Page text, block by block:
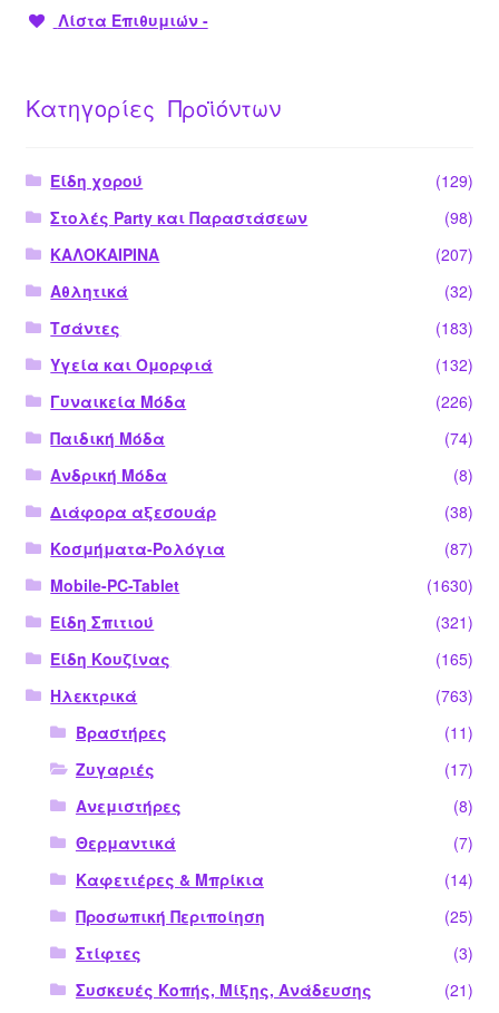
Λίστα Επιθυμιών -
Κατηγορίες Προϊόντων
Είδη χορού
(129)
Στολές Party και Παραστάσεων
(98)
ΚΑΛΟΚΑΙΡΙΝΑ
(207)
Αθλητικά
(32)
Τσάντες
(183)
Υγεία και Ομορφιά
(132)
Γυναικεία Μόδα
(226)
Παιδική Μόδα
(74)
Ανδρική Μόδα
(8)
Διάφορα αξεσουάρ
(38)
Κοσμήματα-Ρολόγια
(87)
Mobile-PC-Tablet
(1630)
Είδη Σπιτιού
(321)
Είδη Κουζίνας
(165)
Ηλεκτρικά
(763)
Βραστήρες
(11)
Ζυγαριές
(17)
Ανεμιστήρες
(8)
Θερμαντικά
(7)
Καφετιέρες & Μπρίκια
(14)
Προσωπική Περιποίηση
(25)
Στίφτες
(3)
Συσκευές Κοπής, Μίξης, Ανάδευσης
(21)